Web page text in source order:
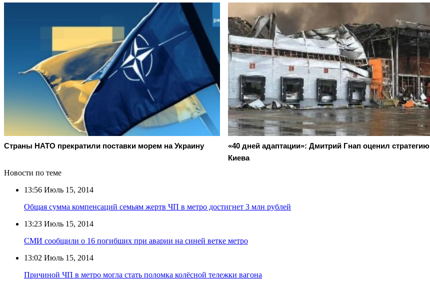
Страны НАТО прекратили поставки морем на Украину
«40 дней адаптации»: Дмитрий Гнап оценил стратегию
Киева
Новости по теме
13:56 Июль 15, 2014
Общая сумма компенсаций семьям жертв ЧП в метро достигнет 3 млн рублей
13:23 Июль 15, 2014
СМИ сообщили о 16 погибших при аварии на синей ветке метро
13:02 Июль 15, 2014
Причиной ЧП в метро могла стать поломка колёсной тележки вагона